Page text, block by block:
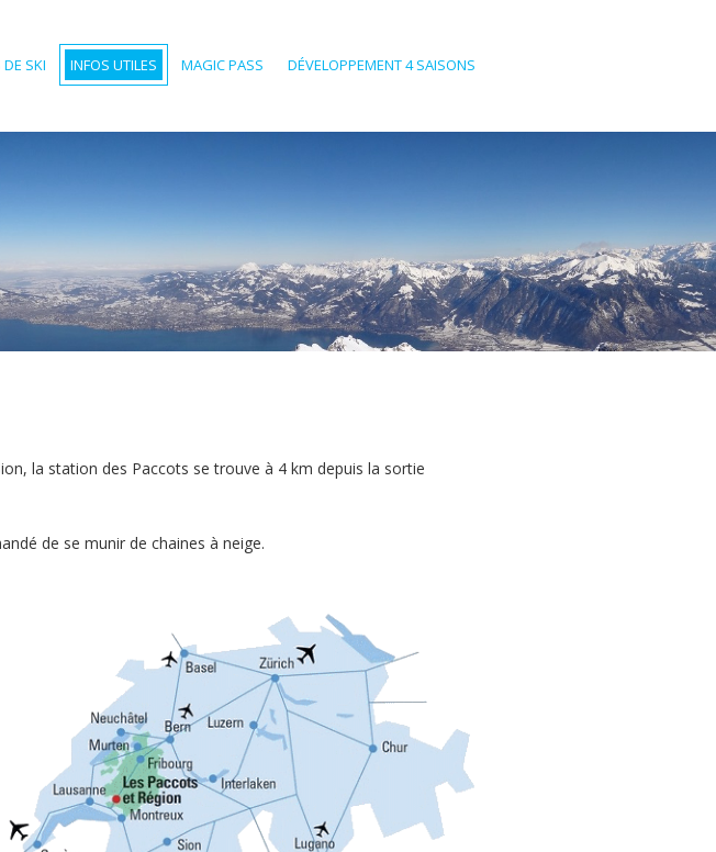
DE SKI INFOS UTILES MAGIC PASS DÉVELOPPEMENT 4 SAISONS
la station des Paccots se trouve à 4 km depuis la sortie
de se munir de chaines à neige.